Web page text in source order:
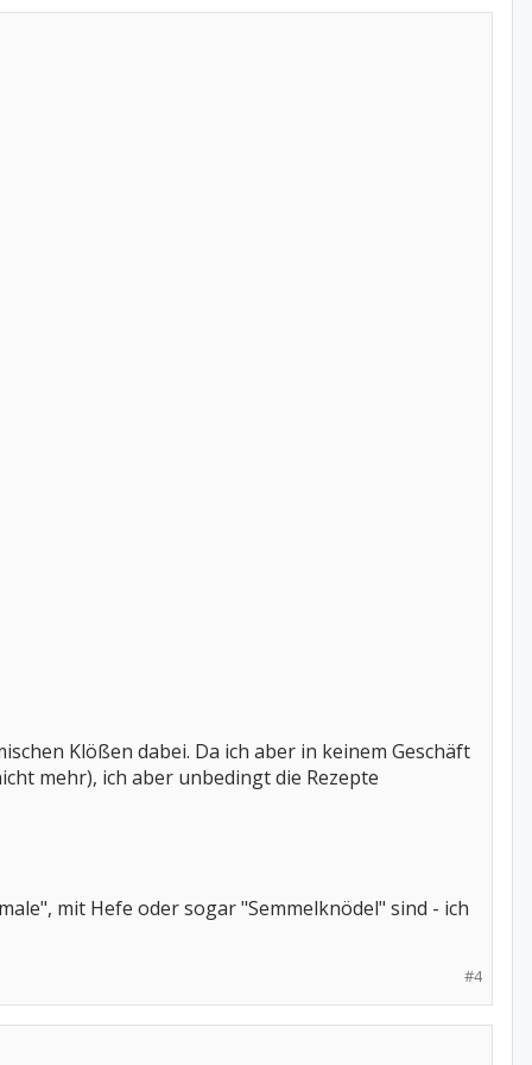
Klößen dabei. Da ich aber in keinem Geschäft
mehr), ich aber unbedingt die Rezepte
mit Hefe oder sogar "Semmelknödel" sind - ich
#4